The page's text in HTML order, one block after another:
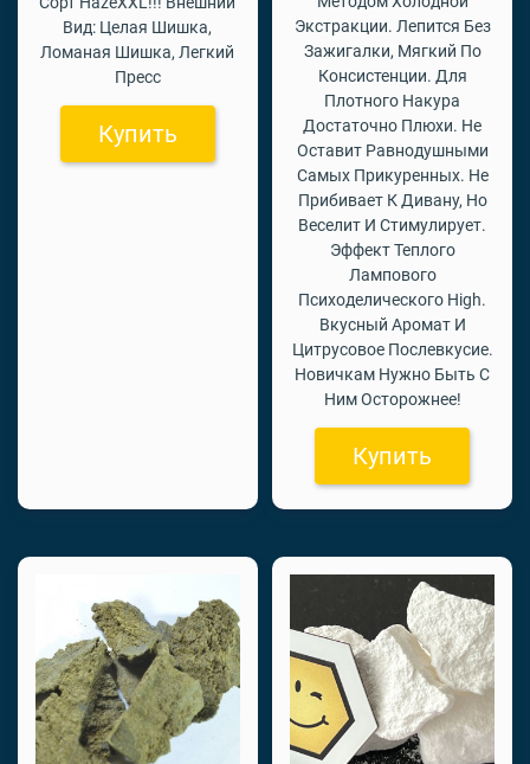
Вид: Целая Шишка,
Ломаная Шишка, Легкий
Пресс
Купить
Экстракции. Лепится Без
Зажигалки, Мягкий По
Консистенции. Для
Плотного Накура
Достаточно Плюхи. Не
Оставит Равнодушными
Самых Прикуренных. Не
Прибивает К Дивану, Но
Веселит И Стимулирует.
Эффект Теплого
Лампового
Психоделического High.
Вкусный Аромат И
Цитрусовое Послевкусие.
Новичкам Нужно Быть С
Ним Осторожнее!
Купить